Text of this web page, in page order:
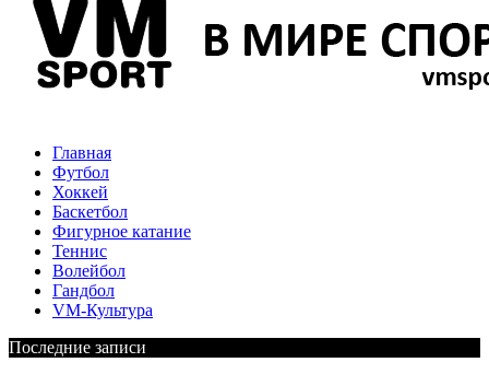
Главная
Футбол
Хоккей
Баскетбол
Фигурное катание
Теннис
Волейбол
Гандбол
VM-Культура
Последние записи